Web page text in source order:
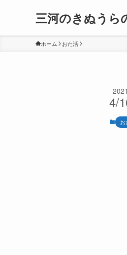
三河のきぬうら
ホーム おた活
2021
4/